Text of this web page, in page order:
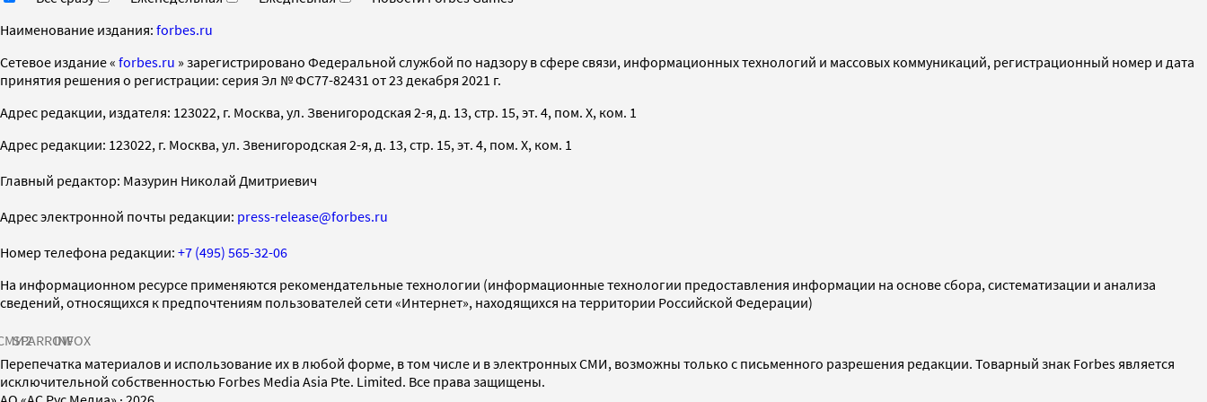
Наименование издания: forbes.ru
Cетевое издание « forbes.ru » зарегистрировано Федеральной службой по надзору в сфере связи, информационных технологий и массовых коммуникаций, регистрационный номер и дата
принятия решения о регистрации: серия Эл № ФС77-82431 от 23 декабря 2021 г.
Адрес редакции, издателя: 123022, г. Москва, ул. Звенигородская 2-я, д. 13, стр. 15, эт. 4, пом. X, ком. 1
Адрес редакции: 123022, г. Москва, ул. Звенигородская 2-я, д. 13, стр. 15, эт. 4, пом. X, ком. 1
Главный редактор: Мазурин Николай Дмитриевич
Адрес электронной почты редакции: press-release@forbes.ru
Номер телефона редакции: +7 (495) 565-32-06
На информационном ресурсе применяются рекомендательные технологии (информационные технологии предоставления информации на основе сбора, систематизации и анализа
сведений, относящихся к предпочтениям пользователей сети «Интернет», находящихся на территории Российской Федерации)
SPARROWINFOX
Перепечатка материалов и использование их в любой форме, в том числе и в электронных СМИ, возможны только с письменного разрешения редакции. Товарный знак Forbes является
исключительной собственностью Forbes Media Asia Pte. Limited. Все права защищены.